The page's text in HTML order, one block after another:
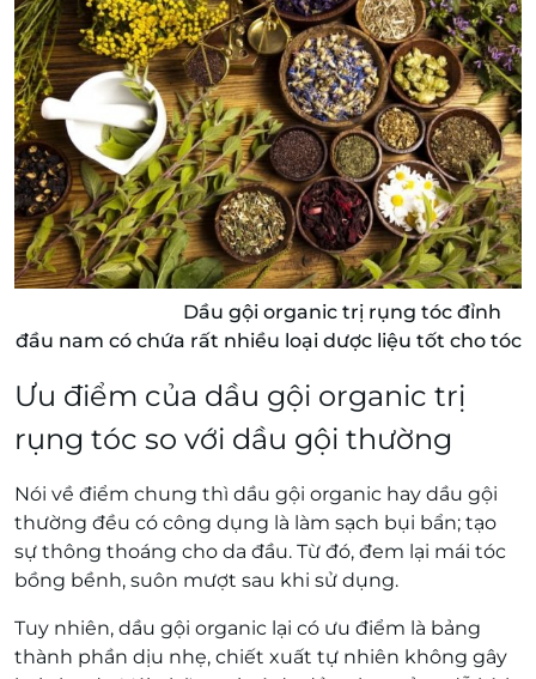
Dầu gội organic trị rụng tóc đỉnh
đầu nam có chứa rất nhiều loại dược liệu tốt cho tóc
Ưu điểm của dầu gội organic trị
rụng tóc so với dầu gội thường
Nói về điểm chung thì dầu gội organic hay dầu gội
thường đều có công dụng là làm sạch bụi bẩn; tạo
sự thông thoáng cho da đầu. Từ đó, đem lại mái tóc
bồng bềnh, suôn mượt sau khi sử dụng.
Tuy nhiên, dầu gội organic lại có ưu điểm là bảng
thành phần dịu nhẹ, chiết xuất tự nhiên không gây